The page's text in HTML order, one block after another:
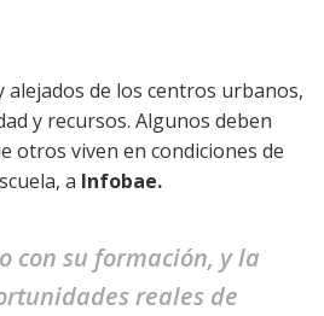
de los centros urbanos,
y recursos. Algunos deben
otros viven en condiciones de
a Infobae.
con su formación, y la
reales de